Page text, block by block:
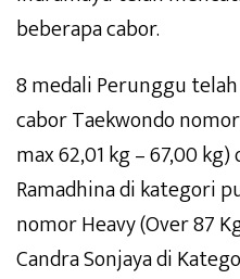
beberapa cabor.
8 medali Perunggu
cabor Taekwondo
max 62,01 kg – 67,00
Ramadhina di kategori
nomor Heavy (Over 87
Candra Sonjaya di